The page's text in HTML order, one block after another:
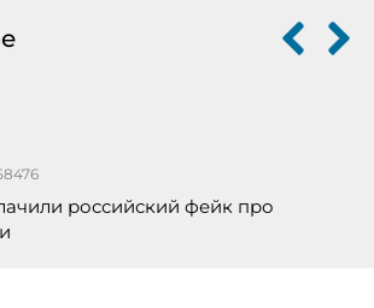
российский фейк про